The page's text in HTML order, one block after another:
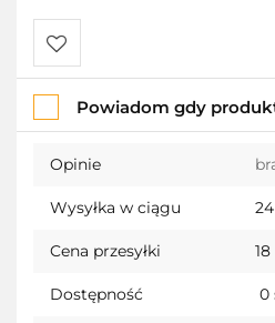
Do
przechowalni
Powiadom gdy
Opinie
Wysyłka w ciągu
Cena przesyłki 18
Dostępność 0